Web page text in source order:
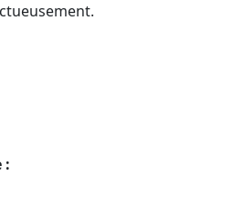
: